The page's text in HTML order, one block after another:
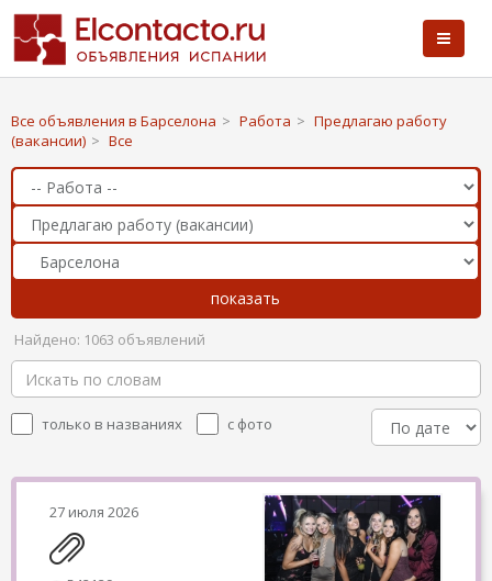
Все объявления в Барселона > Работа > Предлагаю работу
(вакансии) > Все
Найдено: 1063 объявлений
только в названиях с фото
27 июля 2026